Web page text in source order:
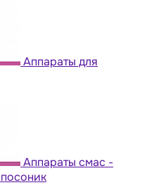
Аппараты для
Аппараты cмас -